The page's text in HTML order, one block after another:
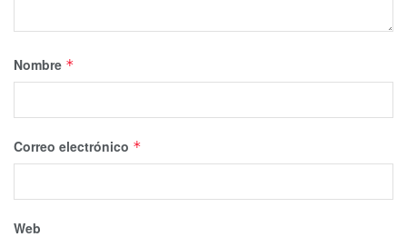
Nombre *
Correo electrónico *
Web